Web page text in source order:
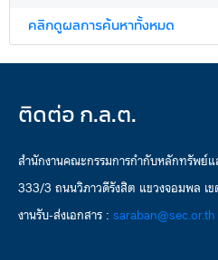
คลิกดูผลการค้นหาทั้งหมด
ติดต่อ ก.ล.ต.
สำนักงานคณะกรรมการกำกับหลักทรัพย์
333/3 ถนนวิภาวดีรังสิต แขวงจอมพล เ
งานรับ-ส่งเอกสาร : saraban@sec.or.th